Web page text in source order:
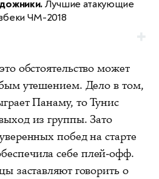
Лучшие атакующие
ЧМ-2018
обстоятельство может
утешением. Дело в том,
Панаму, то Тунис
из группы. Зато
побед на старте
себе плей-офф.
заставляют говорить о